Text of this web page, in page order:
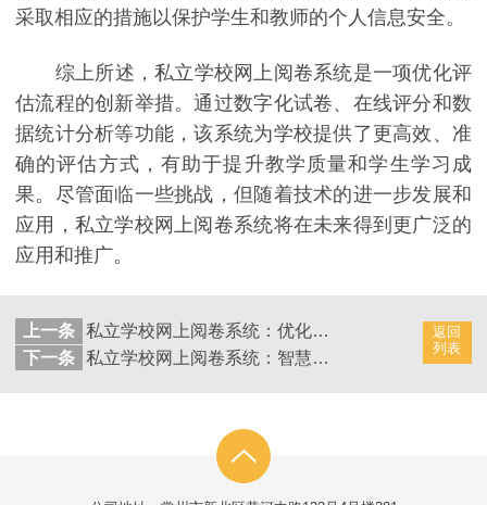
采取相应的措施以保护学生和教师的个人信息安全。
综上所述，私立学校网上阅卷系统是一项优化评
估流程的创新举措。通过数字化试卷、在线评分和数
据统计分析等功能，该系统为学校提供了更高效、准
确的评估方式，有助于提升教学质量和学生学习成
果。尽管面临一些挑战，但随着技术的进一步发展和
应用，私立学校网上阅卷系统将在未来得到更广泛的
应用和推广。
返回
列表
上一条
私立学校网上阅卷系统：优化评分流程，提升考试效果
下一条
私立学校网上阅卷系统：智慧教育开辟学业新天地